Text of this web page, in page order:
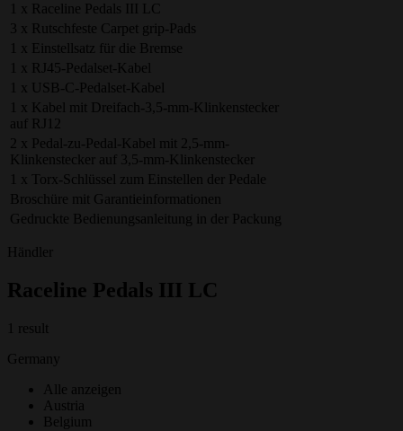
1 x Raceline Pedals III LC
3 x Rutschfeste Carpet grip-Pads
1 x Einstellsatz für die Bremse
1 x RJ45-Pedalset-Kabel
1 x USB-C-Pedalset-Kabel
1 x Kabel mit Dreifach-3,5-mm-Klinkenstecker
auf RJ12
2 x Pedal-zu-Pedal-Kabel mit 2,5-mm-
Klinkenstecker auf 3,5-mm-Klinkenstecker
1 x Torx-Schlüssel zum Einstellen der Pedale
Broschüre mit Garantieinformationen
Gedruckte Bedienungsanleitung in der Packung
Händler
Raceline Pedals III LC
1 result
Germany
Alle anzeigen
Austria
Belgium